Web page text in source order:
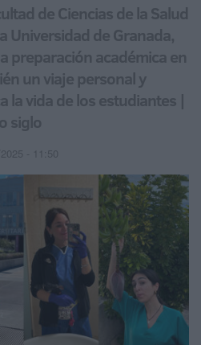
de Ciencias de la Salud
Universidad de Granada,
preparación académica en
un viaje personal y
la vida de los estudiantes |
siglo
2025 - 11:50